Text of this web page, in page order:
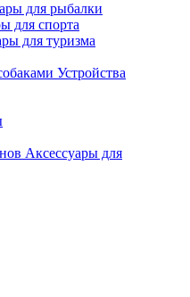
для рыбалки
для спорта
для туризма
Устройства
Аксессуары для